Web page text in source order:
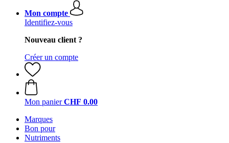
Mon compte
Identifiez-vous
Nouveau client ?
Créer un compte
Mon panier CHF 0.00
Marques
Bon pour
Nutriments